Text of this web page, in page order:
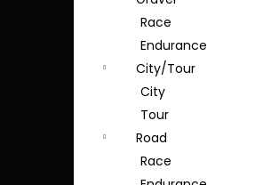
Race
Endurance
City/Tour
City
Tour
Road
Race